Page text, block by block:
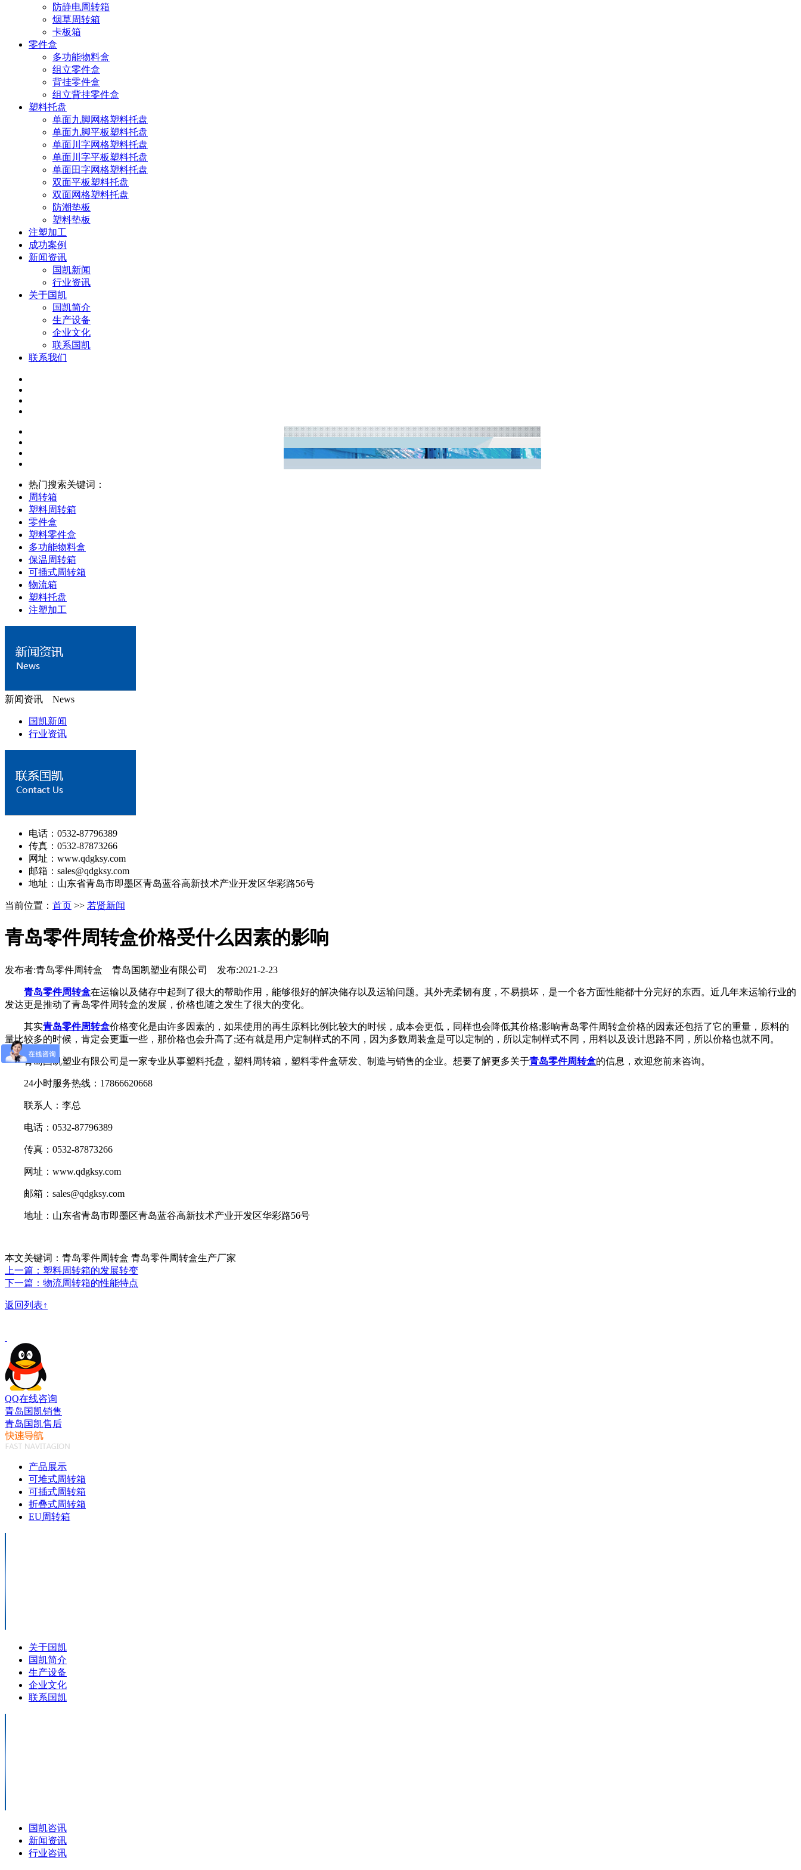
防静电周转箱
烟草周转箱
卡板箱
零件盒
多功能物料盒
组立零件盒
背挂零件盒
组立背挂零件盒
塑料托盘
单面九脚网格塑料托盘
单面九脚平板塑料托盘
单面川字网格塑料托盘
单面川字平板塑料托盘
单面田字网格塑料托盘
双面平板塑料托盘
双面网格塑料托盘
防潮垫板
塑料垫板
注塑加工
成功案例
新闻资讯
国凯新闻
行业资讯
关于国凯
国凯简介
生产设备
企业文化
联系国凯
联系我们
热门搜索关键词：
周转箱
塑料周转箱
零件盒
塑料零件盒
多功能物料盒
保温周转箱
可插式周转箱
物流箱
塑料托盘
注塑加工
新闻资讯 News
国凯新闻
行业资讯
电话：0532-87796389
传真：0532-87873266
网址：www.qdgksy.com
邮箱：sales@qdgksy.com
地址：山东省青岛市即墨区青岛蓝谷高新技术产业开发区华彩路56号
当前位置： 首页 >> 若贤新闻
青岛零件周转盒价格受什么因素的影响
发布者:青岛零件周转盒 青岛国凯塑业有限公司 发布:2021-2-23
青岛零件周转盒在运输以及储存中起到了很大的帮助作用，能够很好的解决储存以及运输问题。其外壳柔韧有度，不易损坏，是一个各方面性能都十分完好的东西。近几年来运输行业的
发达更是推动了青岛零件周转盒的发展，价格也随之发生了很大的变化。
其实青岛零件周转盒价格变化是由许多因素的，如果使用的再生原料比例比较大的时候，成本会更低，同样也会降低其价格;影响青岛零件周转盒价格的因素还包括了它的重量，原料的
量比较多的时候，肯定会更重一些，那价格也会升高了;还有就是用户定制样式的不同，因为多数周装盒是可以定制的，所以定制样式不同，用料以及设计思路不同，所以价格也就不同。
青岛国凯塑业有限公司是一家专业从事塑料托盘，塑料周转箱，塑料零件盒研发、制造与销售的企业。想要了解更多关于青岛零件周转盒的信息，欢迎您前来咨询。
24小时服务热线：17866620668
联系人：李总
电话：0532-87796389
传真：0532-87873266
网址：www.qdgksy.com
邮箱：sales@qdgksy.com
地址：山东省青岛市即墨区青岛蓝谷高新技术产业开发区华彩路56号
本文关键词：青岛零件周转盒 青岛零件周转盒生产厂家
上一篇：塑料周转箱的发展转变
下一篇：物流周转箱的性能特点
返回列表↑
QQ在线咨询
青岛国凯销售
青岛国凯售后
产品展示
可堆式周转箱
可插式周转箱
折叠式周转箱
EU周转箱
关于国凯
国凯简介
生产设备
企业文化
联系国凯
国凯咨讯
新闻资讯
行业咨讯